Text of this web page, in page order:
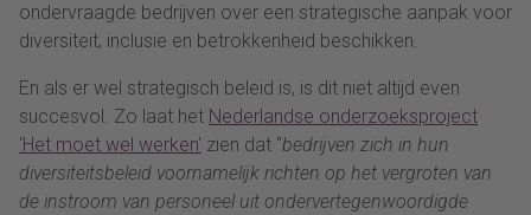
ondervraagde bedrijven over een strategische aanpak voor
diversiteit, inclusie en betrokkenheid beschikken.
En als er wel strategisch beleid is, is dit niet altijd even
succesvol. Zo laat het Nederlandse onderzoeksproject
‘Het moet wel werken’ zien dat “bedrijven zich in hun
diversiteitsbeleid voornamelijk richten op het vergroten van
de instroom van personeel uit ondervertegenwoordigde